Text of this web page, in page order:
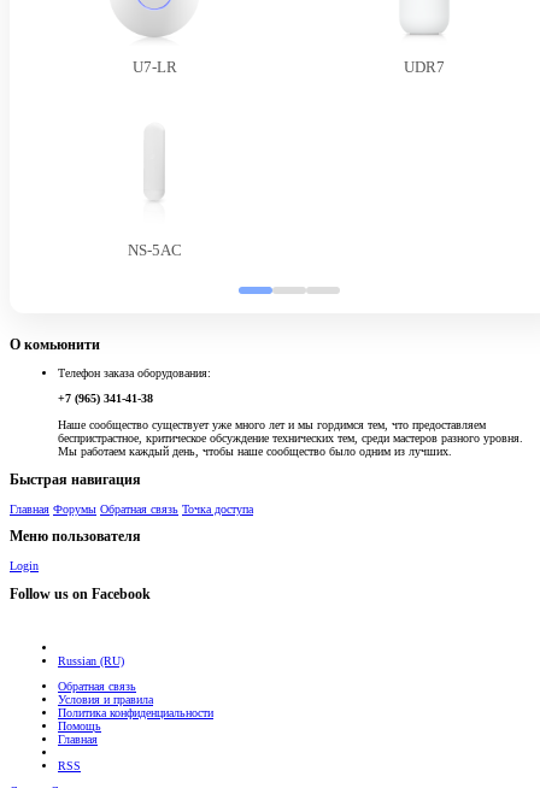
U7-LR UDR7
NS-5AC
О комьюнити
Телефон заказа оборудования:
+7 (965) 341-41-38
Наше сообщество существует уже много лет и мы гордимся тем, что предоставляем
беспристрастное, критическое обсуждение технических тем, среди мастеров разного уровня.
Мы работаем каждый день, чтобы наше сообщество было одним из лучших.
Быстрая навигация
Главная Форумы Обратная связь Точка доступа
Меню пользователя
Login
Follow us on Facebook
Russian (RU)
Обратная связь
Условия и правила
Политика конфиденциальности
Помощь
Главная
RSS